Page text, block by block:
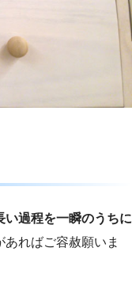
い過程を一瞬のうちに
あればご容赦願いま